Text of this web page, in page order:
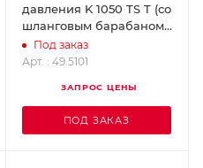
давления K 1050 TS T (со
шланговым барабаном
и шлангом) KRANZLE
49.5101
Под заказ
Арт. : 49.5101
ЗАПРОС ЦЕНЫ
ПОД ЗАКАЗ